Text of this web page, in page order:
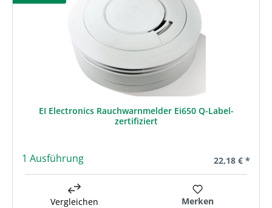
EI Electronics Rauchwarnmelder Ei650 Q-Label-
zertifiziert
1 Ausführung Regulärer
22,18 € *
Vergleichen Merken